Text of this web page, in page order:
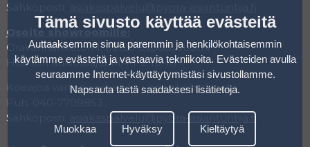
Sähköposti:
Osoite showroomille:
Oravannahkatori 1, 02120 Espoo, Suomi
Huollon aukioloajat MA-PE 10-18
Koeajoa varten varaa aika varauskalenterista.
Sähköposti:
asiakaspalvelu@pyora-asiantuntija.fi
Tämä sivusto käyttää evästeitä
Auttaaksemme sinua paremmin ja henkilökohtaisemmin
käytämme evästeitä ja vastaavia tekniikoita. Evästeiden avulla
seuraamme Internet-käyttäytymistäsi sivustollamme.
Napsauta tästä saadaksesi lisätietoja.
Muokkaa Hyväksy Kieltäytyä